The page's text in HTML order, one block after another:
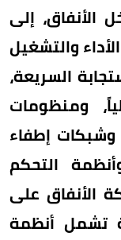
الأنفاق، إلى
الأداء والتشغيل
السريعة،
ومنظومات
إطفاء
التحكم
الأنفاق على
تشمل أنظمة